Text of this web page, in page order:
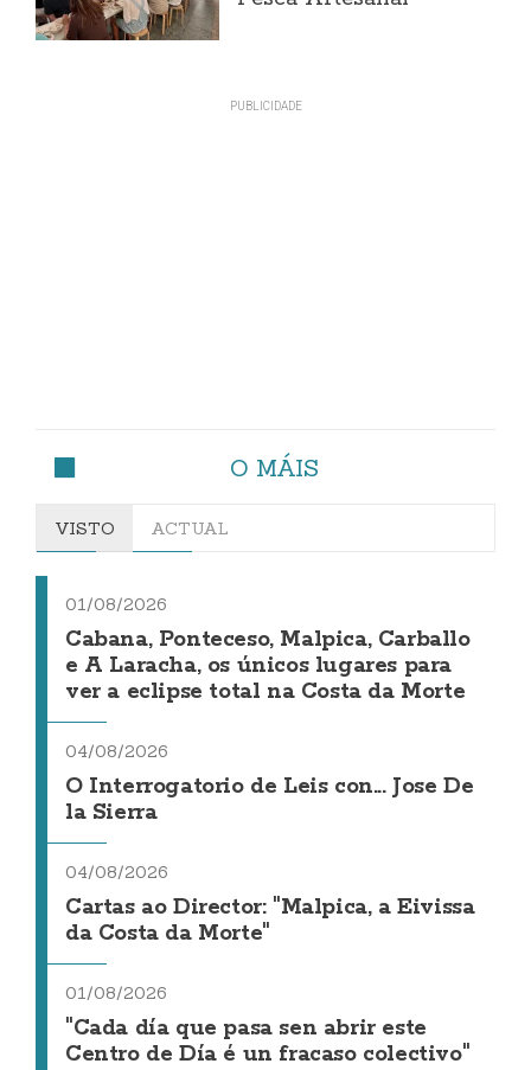
O MÁIS
VISTO ACTUAL
01/08/2026
Cabana, Ponteceso, Malpica, Carballo
e A Laracha, os únicos lugares para
ver a eclipse total na Costa da Morte
04/08/2026
O Interrogatorio de Leis con... Jose De
la Sierra
04/08/2026
Cartas ao Director: "Malpica, a Eivissa
da Costa da Morte"
01/08/2026
"Cada día que pasa sen abrir este
Centro de Día é un fracaso colectivo"